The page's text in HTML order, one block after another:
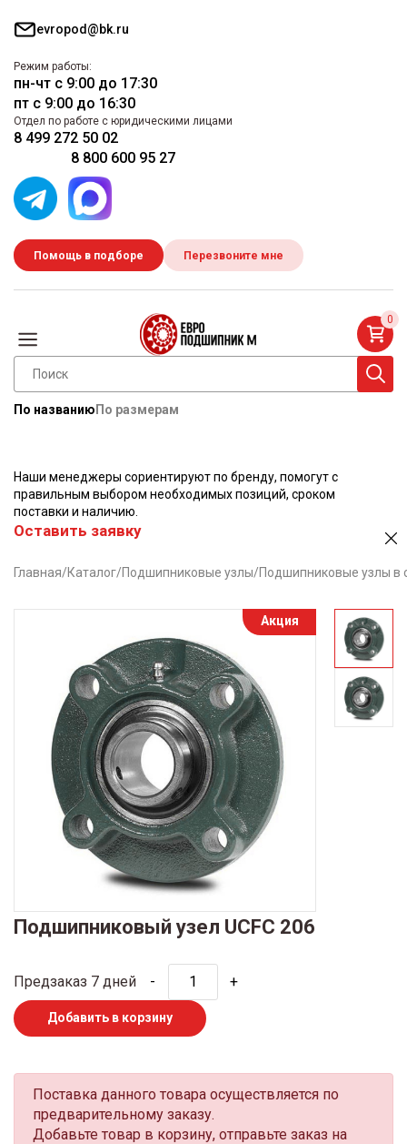
evropod@bk.ru
Режим работы:
пн-чт с 9:00 до 17:30
пт с 9:00 до 16:30
Отдел по работе с юридическими лицами
8 499 272 50 02
8 800 600 95 27
Помощь в подборе Перезвоните мне
По названию По размерам
0
Наши менеджеры сориентируют по бренду, помогут с
правильным выбором необходимых позиций, сроком
поставки и наличию.
Оставить заявку
Главная/Каталог/Подшипниковые узлы/Подшипниковые узлы в
Акция
Подшипниковый узел UCFC 206
Предзаказ 7 дней - +
Добавить в корзину
Поставка данного товара осуществляется по
предварительному заказу.
Добавьте товар в корзину, отправьте заказ на